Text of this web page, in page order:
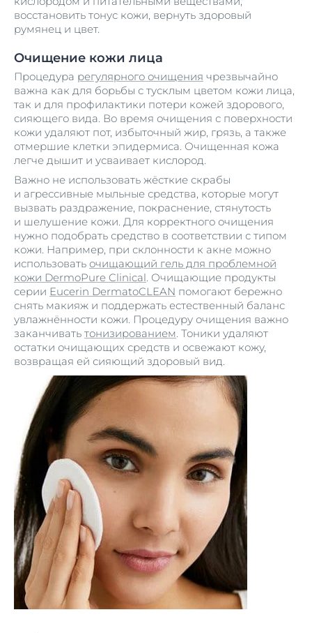
восстановить тонус кожи, вернуть здоровый
румянец и цвет.
Очищение кожи лица
Процедура регулярного очищения чрезвычайно
важна как для борьбы с тусклым цветом кожи лица,
так и для профилактики потери кожей здорового,
сияющего вида. Во время очищения с поверхности
кожи удаляют пот, избыточный жир, грязь, а также
отмершие клетки эпидермиса. Очищенная кожа
легче дышит и усваивает кислород.
Важно не использовать жёсткие скрабы
и агрессивные мыльные средства, которые могут
вызвать раздражение, покраснение, стянутость
и шелушение кожи. Для корректного очищения
нужно подобрать средство в соответствии с типом
кожи. Например, при склонности к акне можно
использовать очищающий гель для проблемной
кожи DermoPure Clinical. Очищающие продукты
серии Eucerin DermatoCLEAN помогают бережно
снять макияж и поддержать естественный баланс
увлажнённости кожи. Процедуру очищения важно
заканчивать тонизированием. Тоники удаляют
остатки очищающих средств и освежают кожу,
возвращая ей сияющий здоровый вид.